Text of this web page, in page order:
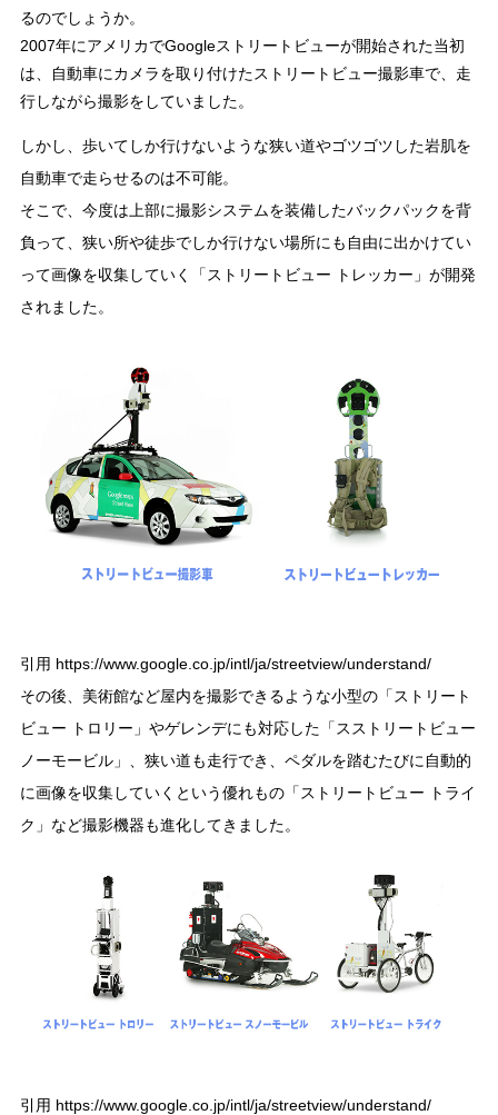
るのでしょうか。
2007年にアメリカでGoogleストリートビューが開始された当初
は、自動車にカメラを取り付けたストリートビュー撮影車で、走
行しながら撮影をしていました。
しかし、歩いてしか行けないような狭い道やゴツゴツした岩肌を
自動車で走らせるのは不可能。
そこで、今度は上部に撮影システムを装備したバックパックを背
負って、狭い所や徒歩でしか行けない場所にも自由に出かけてい
って画像を収集していく「ストリートビュー トレッカー」が開発
されました。
引用 https://www.google.co.jp/intl/ja/streetview/understand/
その後、美術館など屋内を撮影できるような小型の「ストリート
ビュー トロリー」やゲレンデにも対応した「スストリートビュー
ノーモービル」、狭い道も走行でき、ペダルを踏むたびに自動的
に画像を収集していくという優れもの「ストリートビュー トライ
ク」など撮影機器も進化してきました。
引用 https://www.google.co.jp/intl/ja/streetview/understand/